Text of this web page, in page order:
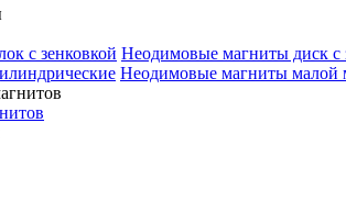
с зенковкой Неодимовые магниты диск с
Неодимовые магниты малой